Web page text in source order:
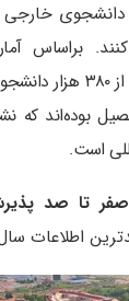
براساس
بوده‌اند که
است.
صفر تا صد
سال ۲۰۲۶ بررسی